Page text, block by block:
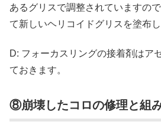
あるグリスで調整されていますの
て新しいヘリコイドグリスを塗布し
D: フォーカスリングの接着剤はア
ておきます。
⑧崩壊したコロの修理と組